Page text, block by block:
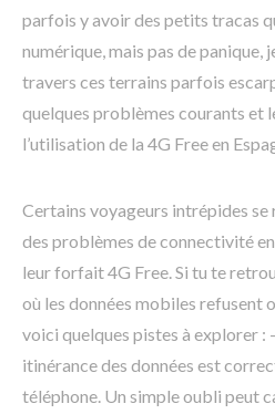
parfois y avoir des petits tracas
numérique, mais pas de panique,
travers ces terrains parfois
quelques problèmes courants et
l’utilisation de la 4G Free en
Certains voyageurs intrépides
des problèmes de connectivité
leur forfait 4G Free. Si tu te
où les données mobiles refusent
voici quelques pistes à explorer :
itinérance des données est
téléphone. Un simple oubli peut